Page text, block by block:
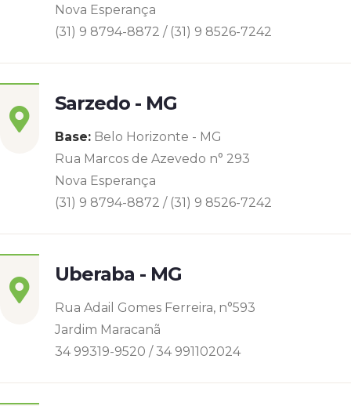
Nova Esperança
(31) 9 8794-8872 / (31) 9 8526-7242
Sarzedo - MG
Base: Belo Horizonte - MG
Rua Marcos de Azevedo n° 293
Nova Esperança
(31) 9 8794-8872 / (31) 9 8526-7242
Uberaba - MG
Rua Adail Gomes Ferreira, n°593
Jardim Maracanã
34 99319-9520 / 34 991102024